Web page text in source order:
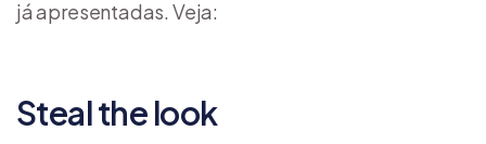
já apresentadas. Veja:
Steal the look